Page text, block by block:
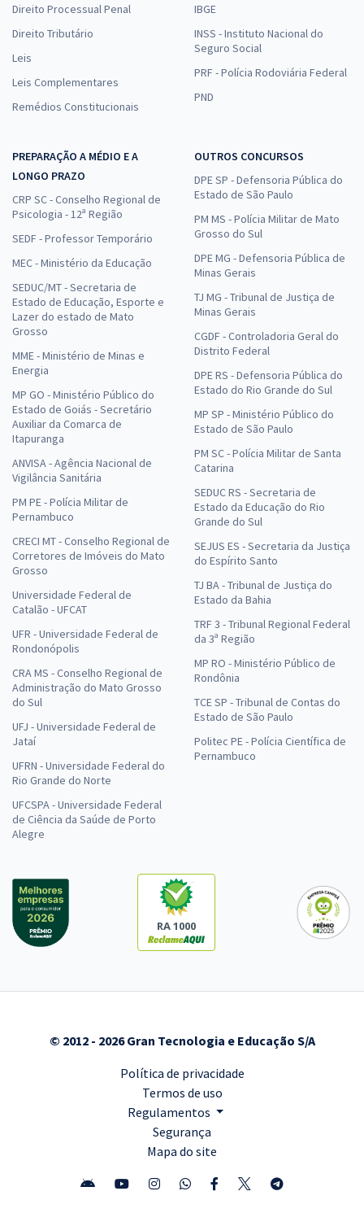
Direito Processual Penal
Direito Tributário
Leis
Leis Complementares
Remédios Constitucionais
IBGE
INSS - Instituto Nacional do
Seguro Social
PRF - Polícia Rodoviária Federal
PND
PREPARAÇÃO A MÉDIO E A
LONGO PRAZO
CRP SC - Conselho Regional de
Psicologia - 12ª Região
SEDF - Professor Temporário
MEC - Ministério da Educação
SEDUC/MT - Secretaria de
Estado de Educação, Esporte e
Lazer do estado de Mato
Grosso
MME - Ministério de Minas e
Energia
MP GO - Ministério Público do
Estado de Goiás - Secretário
Auxiliar da Comarca de
Itapuranga
ANVISA - Agência Nacional de
Vigilância Sanitária
PM PE - Polícia Militar de
Pernambuco
CRECI MT - Conselho Regional de
Corretores de Imóveis do Mato
Grosso
Universidade Federal de
Catalão - UFCAT
UFR - Universidade Federal de
Rondonópolis
CRA MS - Conselho Regional de
Administração do Mato Grosso
do Sul
UFJ - Universidade Federal de
Jataí
UFRN - Universidade Federal do
Rio Grande do Norte
UFCSPA - Universidade Federal
de Ciência da Saúde de Porto
Alegre
OUTROS CONCURSOS
DPE SP - Defensoria Pública do
Estado de São Paulo
PM MS - Polícia Militar de Mato
Grosso do Sul
DPE MG - Defensoria Pública de
Minas Gerais
TJ MG - Tribunal de Justiça de
Minas Gerais
CGDF - Controladoria Geral do
Distrito Federal
DPE RS - Defensoria Pública do
Estado do Rio Grande do Sul
MP SP - Ministério Público do
Estado de São Paulo
PM SC - Polícia Militar de Santa
Catarina
SEDUC RS - Secretaria de
Estado da Educação do Rio
Grande do Sul
SEJUS ES - Secretaria da Justiça
do Espírito Santo
TJ BA - Tribunal de Justiça do
Estado da Bahia
TRF 3 - Tribunal Regional Federal
da 3ª Região
MP RO - Ministério Público de
Rondônia
TCE SP - Tribunal de Contas do
Estado de São Paulo
Politec PE - Polícia Científica de
Pernambuco
RA 1000
© 2012 - 2026 Gran Tecnologia e Educação S/A
Política de privacidade
Termos de uso
Regulamentos
Segurança
Mapa do site